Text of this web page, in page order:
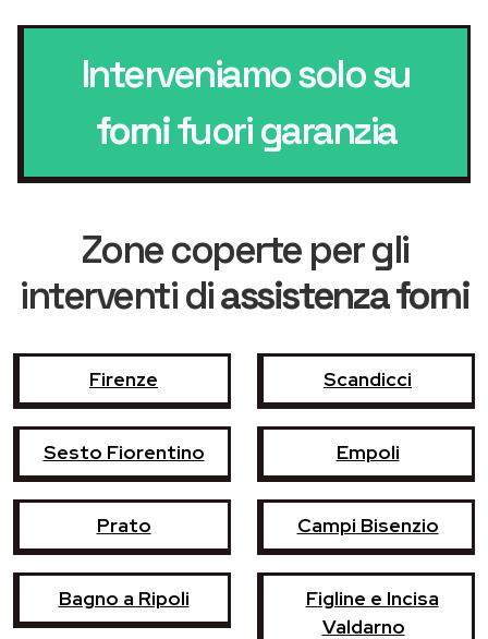
Interveniamo solo su
fornifuori garanzia
Zone coperte per gli
interventi diassistenza forni
Firenze Scandicci
Sesto Fiorentino Empoli
Prato Campi Bisenzio
Bagno a Ripoli
Figline e Incisa
Valdarno